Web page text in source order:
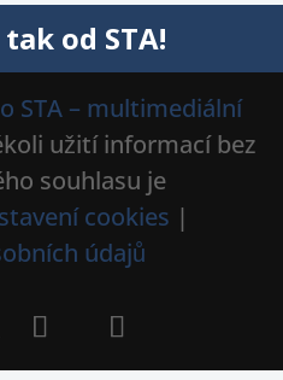
od STA!
STA – multimediální
užití informací bez
souhlasu je
cookies |
údajů